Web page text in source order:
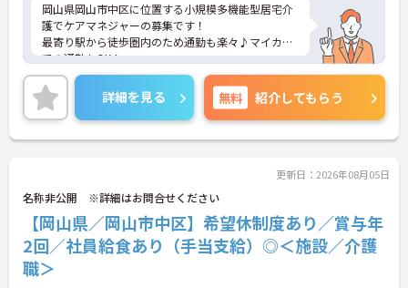
岡山県岡山市中区に位置する小規模多機能型居宅介
護でケアマネジャーの募集です！
最寄り駅から徒歩圏内のため通勤も楽々♪マイカー
での通勤もOK！
日勤のみのお仕事で、週休2日制！プライベートと
の両立を目指す方におすすめの環境です！
しっかりとしたフォロー体制で、経験に関わらず安
心してスタートできます。
こちらの求人にご興味がございましたら面接のポイ
詳細を見る 無料 紹介してもらう
更新日：2026年08月05日
名称非公開 ※詳細はお問合せください
【岡山県／岡山市中区】希望休制度あり／賞与年
2回／社員給食あり（手当支給）◎＜施設／介護
職＞